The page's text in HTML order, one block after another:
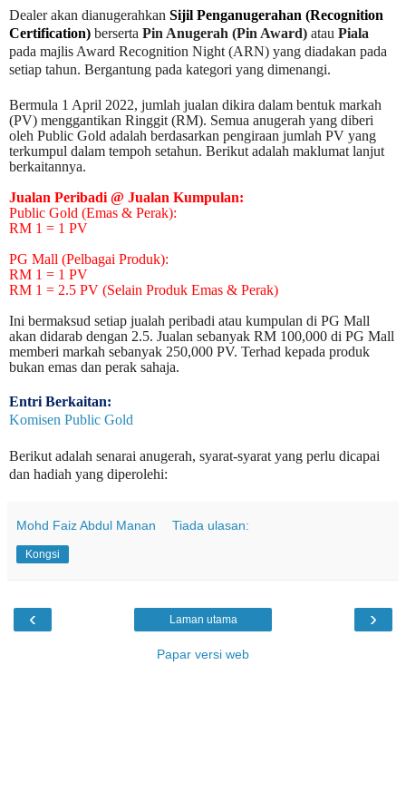
Dealer akan dianugerahkan Sijil Penganugerahan (Recognition
Certification) berserta Pin Anugerah (Pin Award) atau Piala
pada majlis Award Recognition Night (ARN) yang diadakan pada
setiap tahun. Bergantung pada kategori yang dimenangi.
Bermula 1 April 2022, jumlah jualan dikira dalam bentuk markah
(PV) menggantikan Ringgit (RM). Semua anugerah yang diberi
oleh Public Gold adalah berdasarkan pengiraan jumlah PV yang
terkumpul dalam tempoh setahun. Berikut adalah maklumat lanjut
berkaitannya.
Jualan Peribadi @ Jualan Kumpulan:
Public Gold (Emas & Perak):
RM 1 = 1 PV
PG Mall (Pelbagai Produk):
RM 1 = 1 PV
RM 1 = 2.5 PV (Selain Produk Emas & Perak)
Ini bermaksud setiap jualah peribadi atau kumpulan di PG Mall
akan didarab dengan 2.5. Jualan sebanyak RM 100,000 di PG Mall
memberi markah sebanyak 250,000 PV. Terhad kepada produk
bukan emas dan perak sahaja.
Entri Berkaitan:
Komisen Public Gold
Berikut adalah senarai anugerah, syarat-syarat yang perlu dicapai
dan hadiah yang diperolehi:
Mohd Faiz Abdul Manan Tiada ulasan:
Kongsi
‹ ›
Laman utama
Papar versi web